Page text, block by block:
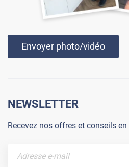
Envoyer photo/vidéo
NEWSLETTER
Recevez nos offres et conseils